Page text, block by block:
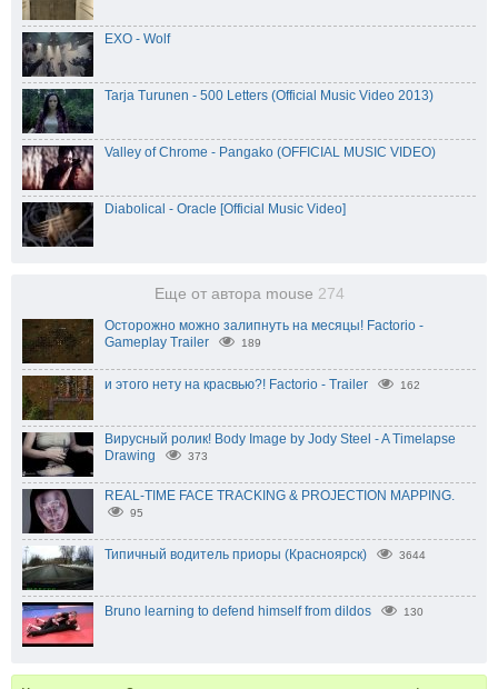
EXO - Wolf
Tarja Turunen - 500 Letters (Official Music Video 2013)
Valley of Chrome - Pangako (OFFICIAL MUSIC VIDEO)
Diabolical - Oracle [Official Music Video]
Еще от автора mouse 274
Осторожно можно залипнуть на месяцы! Factorio -
Gameplay Trailer
189
и этого нету на красвью?! Factorio - Trailer 162
Вирусный ролик! Body Image by Jody Steel - A Timelapse
Drawing
373
REAL-TIME FACE TRACKING & PROJECTION MAPPING.
95
Типичный водитель приоры (Красноярск) 3644
Bruno learning to defend himself from dildos 130